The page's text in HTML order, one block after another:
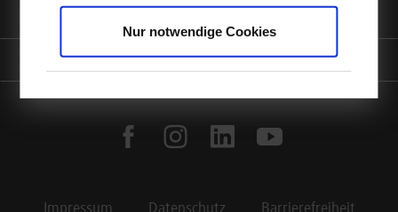
Nur notwendige Cookies
Kontaktinfo
facebookinstagramlinkedin youtube